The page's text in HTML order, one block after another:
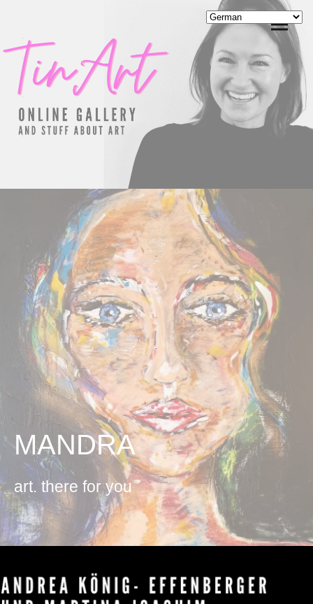
.
.
.
.
.
.
MANDRA
art. there for you